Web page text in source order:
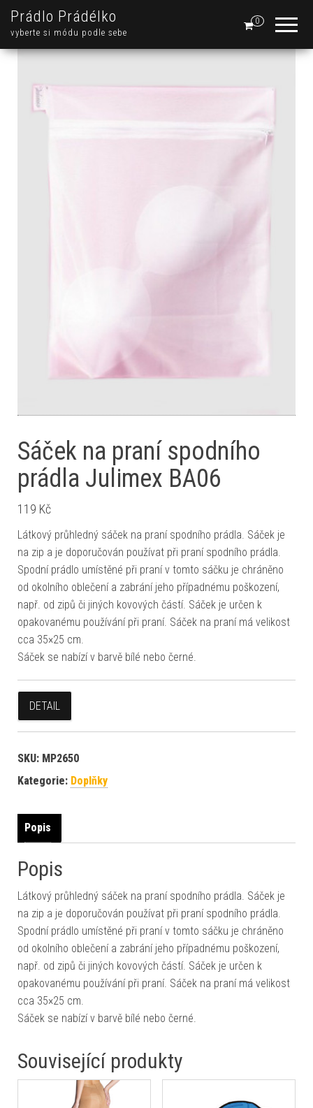
Prádlo Prádélko
vyberte si módu podle sebe
0
Sáček na praní spodního
prádla Julimex BA06
119 Kč
Látkový průhledný sáček na praní spodního prádla. Sáček je
na zip a je doporučován používat při praní spodního prádla.
Spodní prádlo umístěné při praní v tomto sáčku je chráněno
od okolního oblečení a zabrání jeho případnému poškození,
např. od zipů či jiných kovových částí. Sáček je určen k
opakovanému používání při praní. Sáček na praní má velikost
cca 35×25 cm.
Sáček se nabízí v barvě bílé nebo černé.
DETAIL
SKU: MP2650
Kategorie: Doplňky
Popis
Popis
Látkový průhledný sáček na praní spodního prádla. Sáček je
na zip a je doporučován používat při praní spodního prádla.
Spodní prádlo umístěné při praní v tomto sáčku je chráněno
od okolního oblečení a zabrání jeho případnému poškození,
např. od zipů či jiných kovových částí. Sáček je určen k
opakovanému používání při praní. Sáček na praní má velikost
cca 35×25 cm.
Sáček se nabízí v barvě bílé nebo černé.
Související produkty